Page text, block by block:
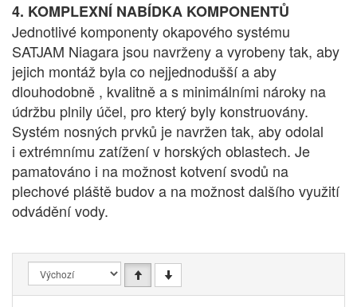
4. KOMPLEXNÍ NABÍDKA KOMPONENTŮ
Jednotlivé komponenty okapového systému
SATJAM Niagara jsou navrženy a vyrobeny tak, aby
jejich montáž byla co nejjednodušší a aby
dlouhodobně , kvalitně a s minimálními nároky na
údržbu plnily účel, pro který byly konstruovány.
Systém nosných prvků je navržen tak, aby odolal
i extrémnímu zatížení v horských oblastech. Je
pamatováno i na možnost kotvení svodů na
plechové pláště budov a na možnost dalšího využití
odvádění vody.